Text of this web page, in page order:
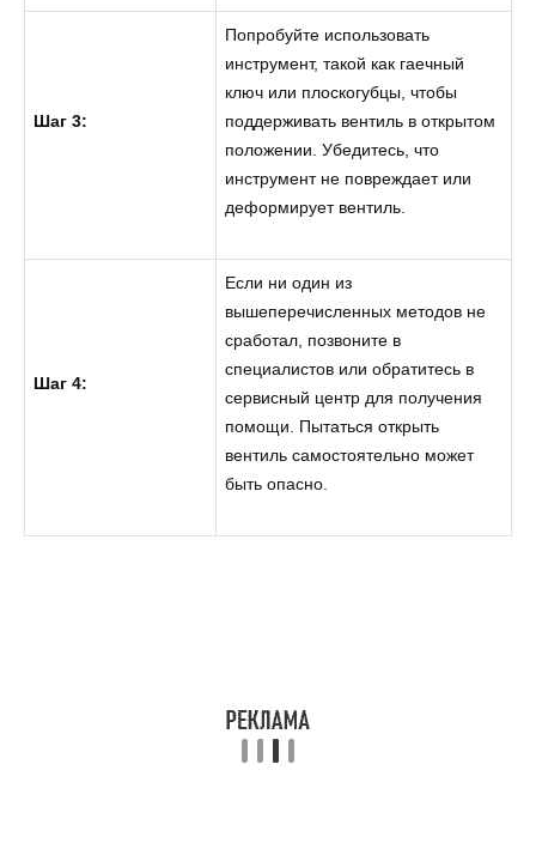
Шаг 3:
Попробуйте использовать
инструмент, такой как гаечный
ключ или плоскогубцы, чтобы
поддерживать вентиль в открытом
положении. Убедитесь, что
инструмент не повреждает или
деформирует вентиль.
Шаг 4:
Если ни один из
вышеперечисленных методов не
сработал, позвоните в
специалистов или обратитесь в
сервисный центр для получения
помощи. Пытаться открыть
вентиль самостоятельно может
быть опасно.